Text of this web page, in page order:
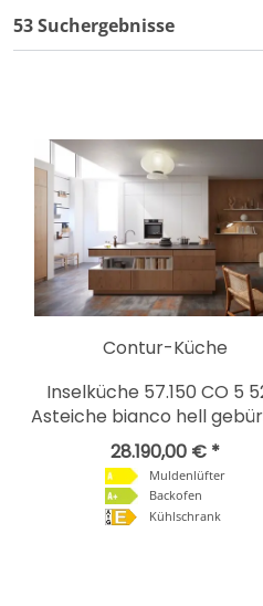
53 Suchergebnisse
Contur-Küche
Inselküche 57.150 CO 5
Asteiche bianco hell
28.190,00 € *
Muldenlüfter
Backofen
Kühlschrank